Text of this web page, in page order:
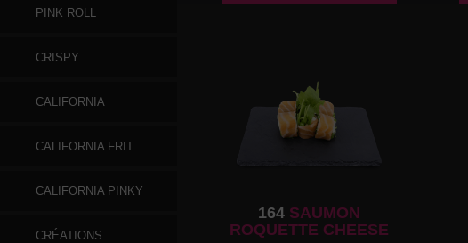
PINK ROLL
CRISPY
CALIFORNIA
CALIFORNIA FRIT
CALIFORNIA PINKY
CRÉATIONS
164 SAUMON
ROQUETTE CHEESE